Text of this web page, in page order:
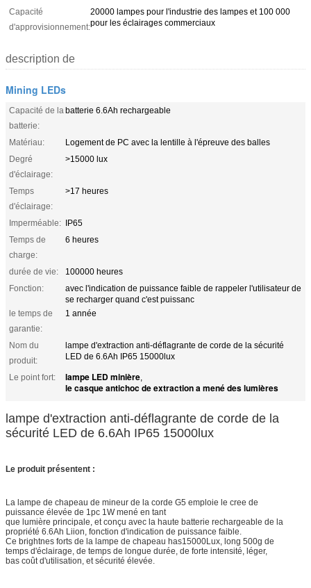
Capacité
d'approvisionnement:
20000 lampes pour l'industrie des lampes et 100 000
pour les éclairages commerciaux
description de
Mining LEDs
Capacité de la
batterie:
batterie 6.6Ah rechargeable
Matériau:
Logement de PC avec la lentille à l'épreuve des balles
Degré
d'éclairage:
>15000 lux
Temps
d'éclairage:
>17 heures
Imperméable: IP65
Temps de
charge:
6 heures
durée de vie:
100000 heures
Fonction:
avec l'indication de puissance faible de rappeler l'utilisateur de
se recharger quand c'est puissanc
le temps de
garantie:
1 année
Nom du
produit:
lampe d'extraction anti-déflagrante de corde de la sécurité
LED de 6.6Ah IP65 15000lux
Le point fort: lampe LED minière,
le casque antichoc de extraction a mené des lumières
lampe d'extraction anti-déflagrante de corde de la
sécurité LED de 6.6Ah IP65 15000lux
Le produit présentent :
La lampe de chapeau de mineur de la corde G5 emploie le cree de
puissance élevée de 1pc 1W mené en tant
que lumière principale, et conçu avec la haute batterie rechargeable de la
propriété 6.6Ah Liion, fonction d'indication de puissance faible.
Ce brightnes forts de la lampe de chapeau has15000Lux, long 500g de
temps d'éclairage, de temps de longue durée, de forte intensité, léger,
bas coût d'utilisation, et sécurité élevée.